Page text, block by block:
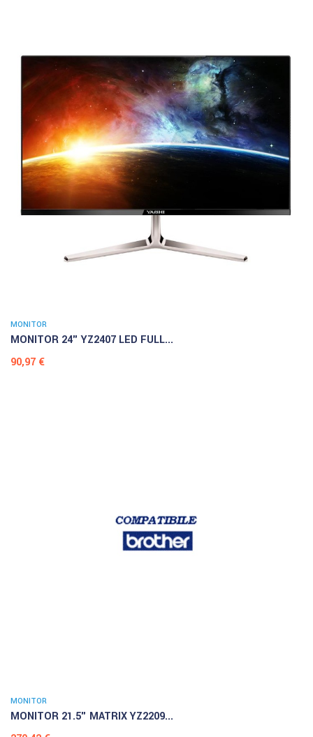
MONITOR
MONITOR 24" YZ2407 LED FULL...
Prezzo
90,97 €
MONITOR
MONITOR 21.5" MATRIX YZ2209...